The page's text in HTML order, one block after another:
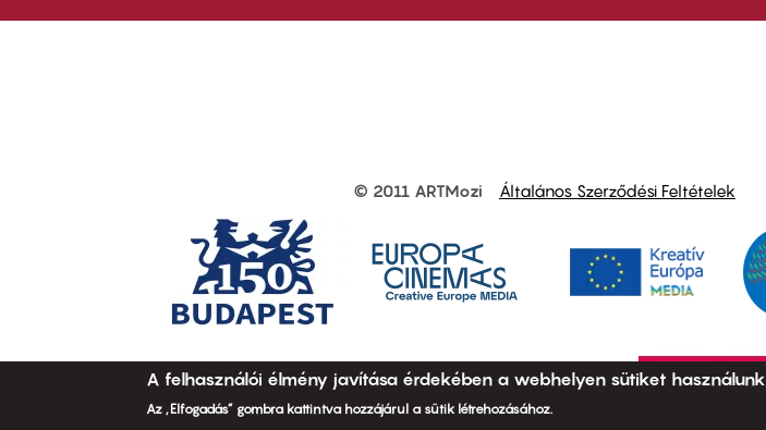
other
© 2011 ARTMozi Általános Szerződési Feltételek
A felhasználói élmény javítása érdekében a webhelyen sütiket használunk
Az „Elfogadás” gombra kattintva hozzájárul a sütik létrehozásához.